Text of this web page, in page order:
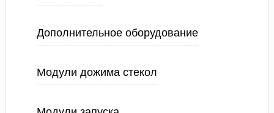
Дополнительное оборудование
Модули дожима стекол